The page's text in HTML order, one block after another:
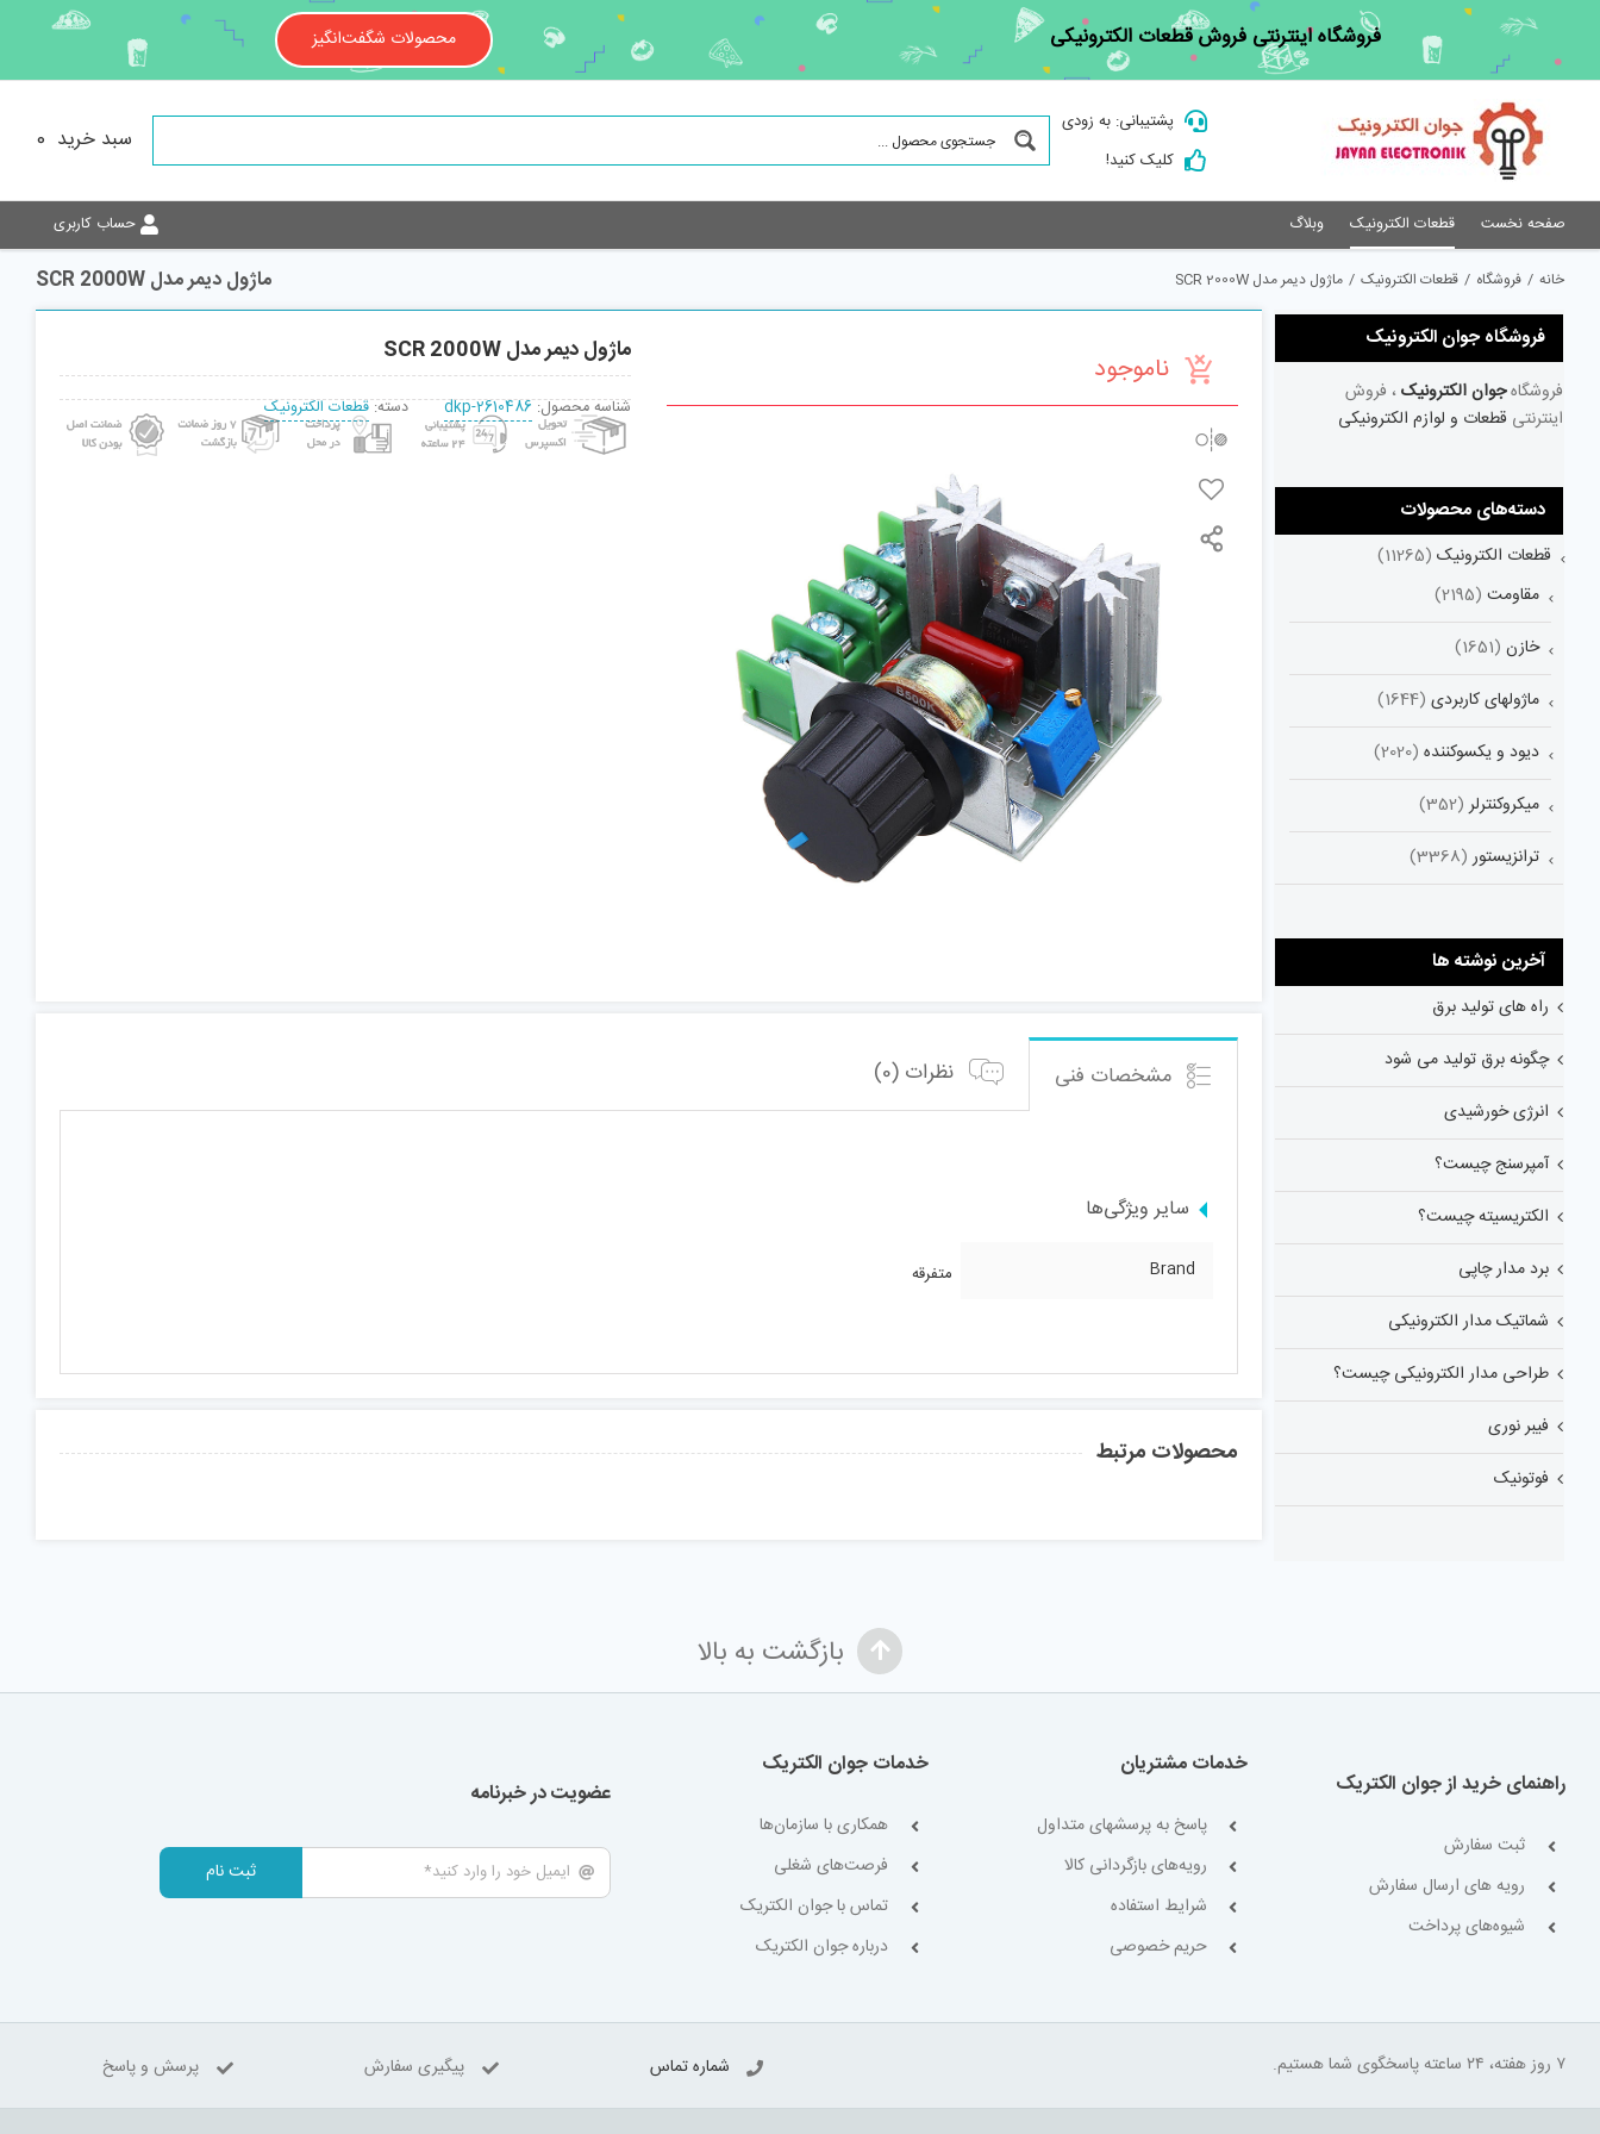
content
فروشگاه اینترنتی فروش قطعات الکترونیکی محصولات شگفت‌انگیز
پشتیبانی: به زودی
کلیک کنید!
سبد خرید 0
صفحه نخست قطعات الکترونیک وبلاگ حساب کاربری
ماژول دیمر مدل SCR 2000W خانه / فروشگاه / قطعات الکترونیک / ماژول دیمر مدل SCR 2000W
ناموجود ماژول دیمر مدل SCR 2000W
شناسه محصول:dkp-2610486 دسته:قطعات الکترونیک
مشخصات فنی نظرات (0)
سایر ویژگی‌ها
Brand متفرقه
محصولات مرتبط
فروشگاه جوان الکترونیک
فروشگاهجوان الکترونیک ، فروش
اینترنتی قطعات و لوازم الکترونیکی
دسته‌های محصولات
قطعات الکترونیک (11265)
مقاومت (2195)
خازن (1651)
ماژولهای کاربردی (1644)
دیود و یکسوکننده (2020)
میکروکنترلر (352)
ترانزیستور (3368)
آخرین نوشته ها
راه های تولید برق
چگونه برق تولید می شود
انرژی خورشیدی
آمپرسنج چیست؟
الکتریسیته چیست؟
برد مدار چاپی
شماتیک مدار الکترونیکی
طراحی مدار الکترونیکی چیست؟
فیبر نوری
فوتونیک
بازگشت به بالا
راهنمای خرید از جوان الکتریک
ثبت سفارش
رویه های ارسال سفارش
شیوه‌های پرداخت
خدمات مشتریان
پاسخ به پرسشهای متداول
رویه‌های بازگردانی کالا
شرایط استفاده
حریم خصوصی
خدمات جوان الکتریک
همکاری با سازمان‌ها
فرصت‌های شغلی
تماس با جوان الکتریک
درباره جوان الکتریک
عضویت در خبرنامه
ثبت نام
۷ روز هفته، ۲۴ ساعته پاسخگوی شما هستیم. شماره تماس پیگیری سفارش پرسش و پاسخ